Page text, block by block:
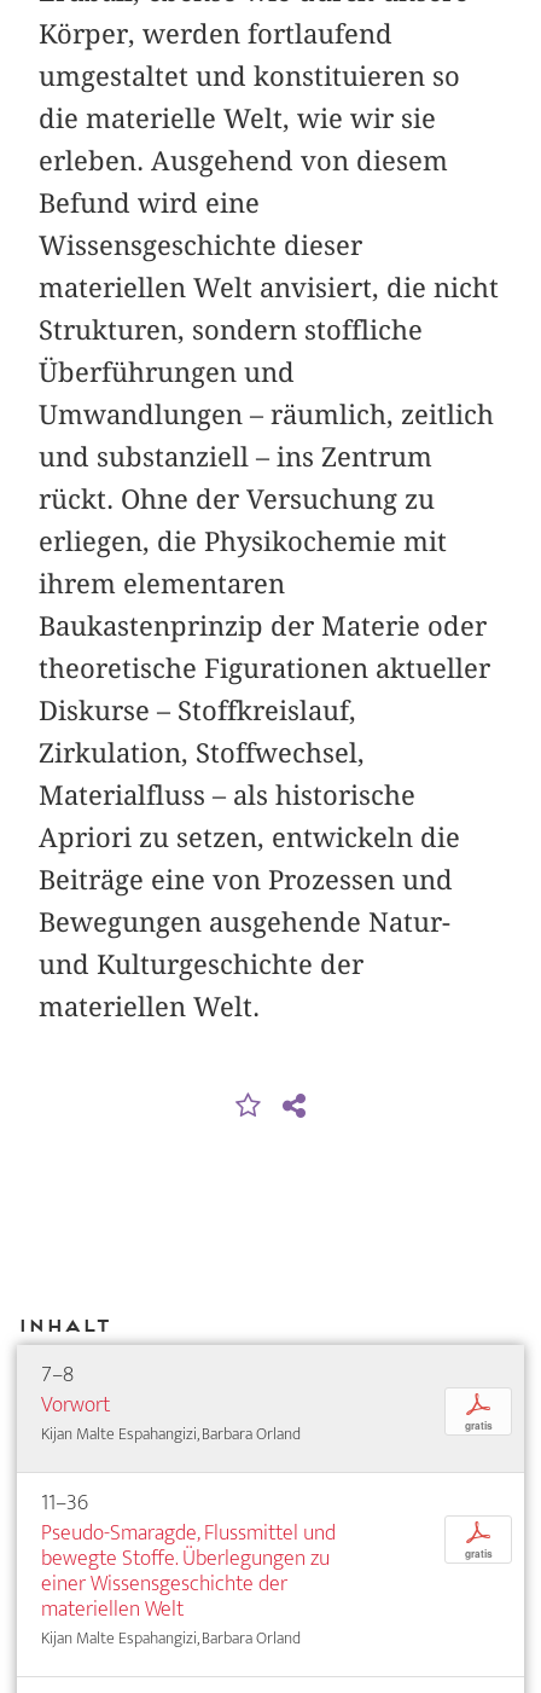
Körper, werden fortlaufend
umgestaltet und konstituieren so
die materielle Welt, wie wir sie
erleben. Ausgehend von diesem
Befund wird eine
Wissensgeschichte dieser
materiellen Welt anvisiert, die nicht
Strukturen, sondern stoffliche
Überführungen und
Umwandlungen – räumlich, zeitlich
und substanziell – ins Zentrum
rückt. Ohne der Versuchung zu
erliegen, die Physikochemie mit
ihrem elementaren
Baukastenprinzip der Materie oder
theoretische Figurationen aktueller
Diskurse – Stoffkreislauf,
Zirkulation, Stoffwechsel,
Materialfluss – als historische
Apriori zu setzen, entwickeln die
Beiträge eine von Prozessen und
Bewegungen ausgehende Natur-
und Kulturgeschichte der
materiellen Welt.
Inhalt
7–8
Vorwort
Kijan Malte Espahangizi, Barbara Orland
p
gratis
11–36
Pseudo-Smaragde, Flussmittel und
bewegte Stoffe. Überlegungen zu
einer Wissensgeschichte der
materiellen Welt
Kijan Malte Espahangizi, Barbara Orland
p
gratis